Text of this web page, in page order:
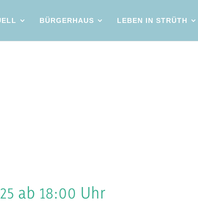
BÜRGERHAUS LEBEN IN STRÜTH
ab 18:00 Uhr